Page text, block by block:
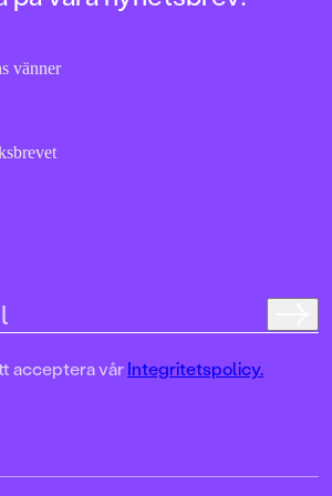
vänner
acceptera vårIntegritetspolicy.